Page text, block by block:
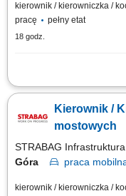
kierownik / kierowniczka /
pracę
pełny etat
18 godz.
Miejsce pracy: Zielona
Kierownika Robót,
atutem; znajomość
Kierownik /
mostowych
STRABAG Infrastruktura
Góra
praca
kierownik / kierowniczka /